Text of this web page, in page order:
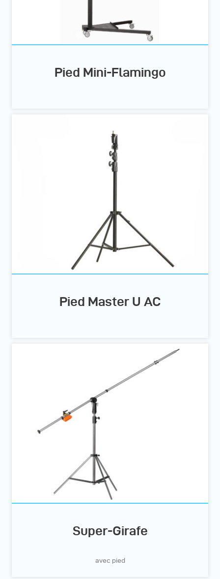
Pied Mini-Flamingo
Pied Master U AC
Super-Girafe
avec pied